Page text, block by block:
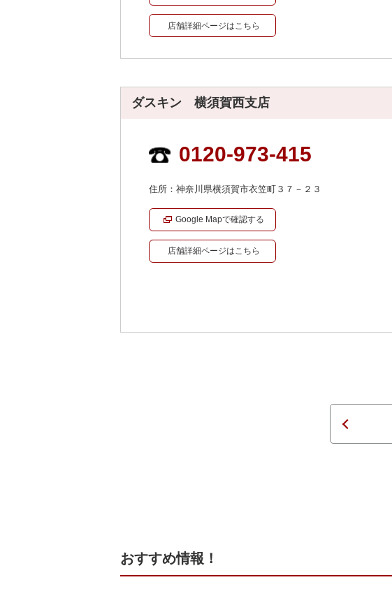
店舗詳細ページはこちら
ダスキン 横須賀西支店
0120-973-415
住所：神奈川県横須賀市衣笠町３７－２３
Google Mapで確認する
店舗詳細ページはこちら
おすすめ情報！